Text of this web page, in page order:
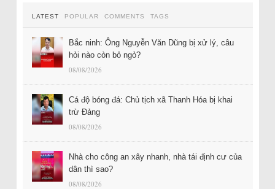
LATEST POPULAR COMMENTS TAGS
Bắc ninh: Ông Nguyễn Văn Dũng bị xử lý, câu
hỏi nào còn bỏ ngỏ?
08/08/2026
Cá độ bóng đá: Chủ tịch xã Thanh Hóa bị khai
trừ Đảng
08/08/2026
Nhà cho công an xây nhanh, nhà tái định cư của
dân thì sao?
08/08/2026